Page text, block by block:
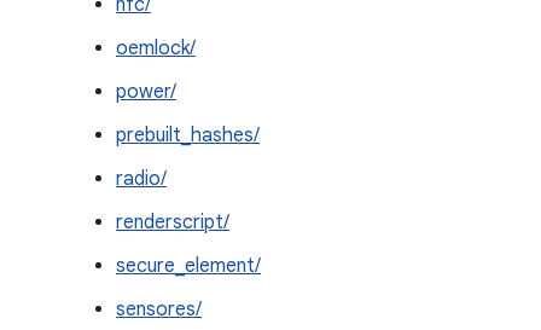
nfc/
oemlock/
power/
prebuilt_hashes/
radio/
renderscript/
secure_element/
sensores/